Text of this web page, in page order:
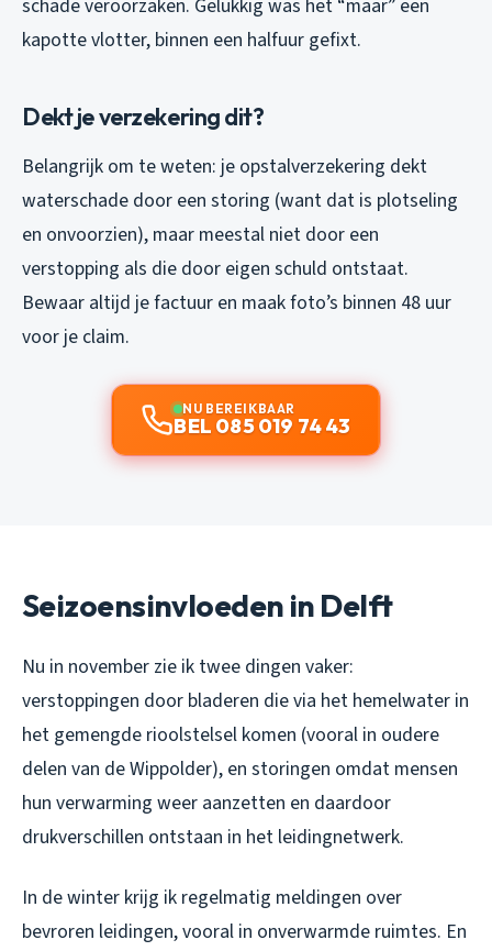
schade veroorzaken. Gelukkig was het “maar” een
kapotte vlotter, binnen een halfuur gefixt.
Dekt je verzekering dit?
Belangrijk om te weten: je opstalverzekering dekt
waterschade door een storing (want dat is plotseling
en onvoorzien), maar meestal niet door een
verstopping als die door eigen schuld ontstaat.
Bewaar altijd je factuur en maak foto’s binnen 48 uur
voor je claim.
NU BEREIKBAAR
BEL 085 019 74 43
Seizoensinvloeden in Delft
Nu in november zie ik twee dingen vaker:
verstoppingen door bladeren die via het hemelwater in
het gemengde rioolstelsel komen (vooral in oudere
delen van de Wippolder), en storingen omdat mensen
hun verwarming weer aanzetten en daardoor
drukverschillen ontstaan in het leidingnetwerk.
In de winter krijg ik regelmatig meldingen over
bevroren leidingen, vooral in onverwarmde ruimtes. En